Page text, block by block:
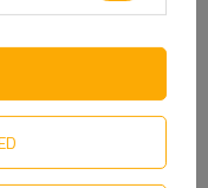
NOKnetto